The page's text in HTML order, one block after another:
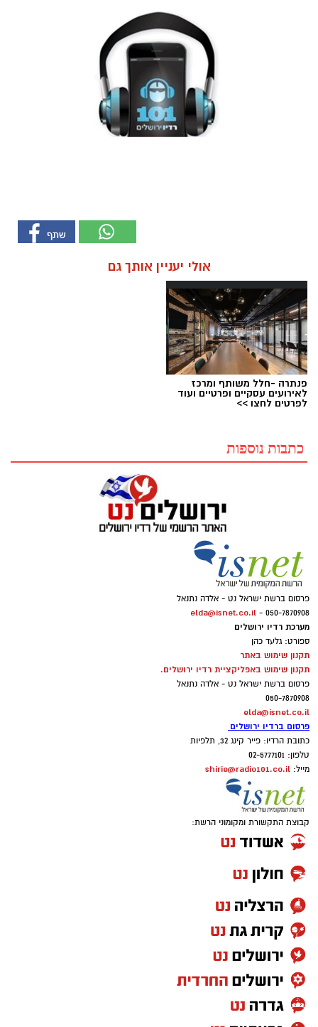
אולי יעניין אותך גם
פנתרה -חלל משותף ומרכז
לאירועים עסקיים ופרטיים ועוד
לפרטים לחצו >>
כתבות נוספות
פרסום ברשת ישראל נט - אלדה נתנאל
050-7870908 -
elda@isnet.co.il
מערכת רדיו ירושלים
ספורט: גלעד כהן
תקנון שימוש באתר
תקנון שימוש באפליקציית רדיו ירושלים.
פרסום ברשת ישראל נט - אלדה נתנאל
050-7870908
elda@isnet.co.il
פרסום ברדיו ירושלים
כתובת הרדיו: פייר קינג 32, תלפיות
טלפון: 02-5777101
מייל: shirie@radio101.co.il
קבוצת התקשורת ומקומוני הרשת: